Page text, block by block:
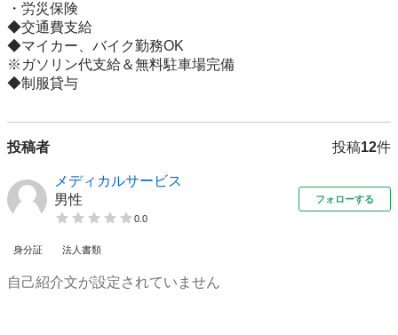
・労災保険
◆交通費支給
◆マイカー、バイク勤務OK
※ガソリン代支給＆無料駐車場完備
◆制服貸与
投稿者 投稿12件
メディカルサービス
男性
0.0
フォローする
身分証 法人書類
自己紹介文が設定されていません